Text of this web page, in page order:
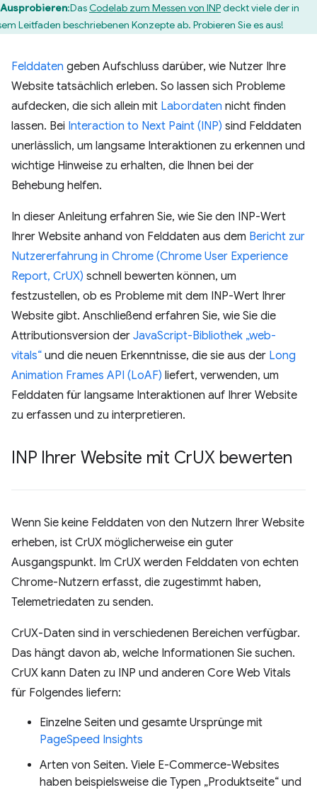
Ausprobieren:DasCodelab zum Messen von INPdeckt viele der in
Leitfaden beschriebenen Konzepte ab. Probieren Sie es aus!
Felddaten geben Aufschluss darüber, wie Nutzer Ihre
Website tatsächlich erleben. So lassen sich Probleme
aufdecken, die sich allein mit Labordaten nicht finden
lassen. Bei Interaction to Next Paint (INP) sind Felddaten
unerlässlich, um langsame Interaktionen zu erkennen und
wichtige Hinweise zu erhalten, die Ihnen bei der
Behebung helfen.
In dieser Anleitung erfahren Sie, wie Sie den INP-Wert
Ihrer Website anhand von Felddaten aus dem Bericht zur
Nutzererfahrung in Chrome (Chrome User Experience
Report, CrUX) schnell bewerten können, um
festzustellen, ob es Probleme mit dem INP-Wert Ihrer
Website gibt. Anschließend erfahren Sie, wie Sie die
Attributionsversion der JavaScript-Bibliothek „web-
vitals“ und die neuen Erkenntnisse, die sie aus der Long
Animation Frames API (LoAF) liefert, verwenden, um
Felddaten für langsame Interaktionen auf Ihrer Website
zu erfassen und zu interpretieren.
INP Ihrer Website mit CrUX bewerten
Wenn Sie keine Felddaten von den Nutzern Ihrer Website
erheben, ist CrUX möglicherweise ein guter
Ausgangspunkt. Im CrUX werden Felddaten von echten
Chrome-Nutzern erfasst, die zugestimmt haben,
Telemetriedaten zu senden.
CrUX-Daten sind in verschiedenen Bereichen verfügbar.
Das hängt davon ab, welche Informationen Sie suchen.
CrUX kann Daten zu INP und anderen Core Web Vitals
für Folgendes liefern:
Einzelne Seiten und gesamte Ursprünge mit
PageSpeed Insights
Arten von Seiten. Viele E-Commerce-Websites
haben beispielsweise die Typen „Produktseite“ und